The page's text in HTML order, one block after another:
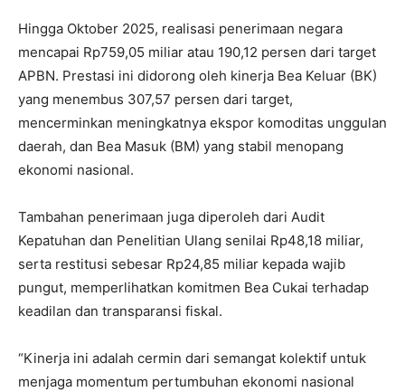
Hingga Oktober 2025, realisasi penerimaan negara
mencapai Rp759,05 miliar atau 190,12 persen dari target
APBN. Prestasi ini didorong oleh kinerja Bea Keluar (BK)
yang menembus 307,57 persen dari target,
mencerminkan meningkatnya ekspor komoditas unggulan
daerah, dan Bea Masuk (BM) yang stabil menopang
ekonomi nasional.
Tambahan penerimaan juga diperoleh dari Audit
Kepatuhan dan Penelitian Ulang senilai Rp48,18 miliar,
serta restitusi sebesar Rp24,85 miliar kepada wajib
pungut, memperlihatkan komitmen Bea Cukai terhadap
keadilan dan transparansi fiskal.
“Kinerja ini adalah cermin dari semangat kolektif untuk
menjaga momentum pertumbuhan ekonomi nasional